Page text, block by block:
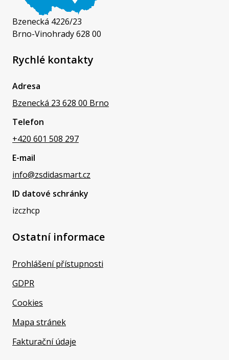
Bzenecká 4226/23
Brno-Vinohrady 628 00
Rychlé kontakty
Adresa
Bzenecká 23 628 00 Brno
Telefon
+420 601 508 297
E-mail
info@zsdidasmart.cz
ID datové schránky
izczhcp
Ostatní informace
Prohlášení přístupnosti
GDPR
Cookies
Mapa stránek
Fakturační údaje